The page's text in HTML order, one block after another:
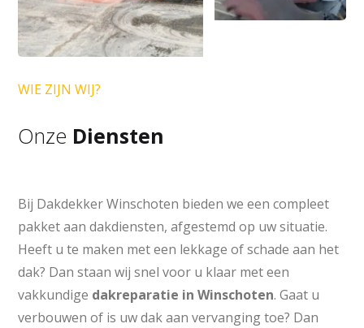
WIE ZIJN WIJ?
Onze Diensten
Bij Dakdekker Winschoten bieden we een compleet
pakket aan dakdiensten, afgestemd op uw situatie.
Heeft u te maken met een lekkage of schade aan het
dak? Dan staan wij snel voor u klaar met een
vakkundige dakreparatie in Winschoten. Gaat u
verbouwen of is uw dak aan vervanging toe? Dan